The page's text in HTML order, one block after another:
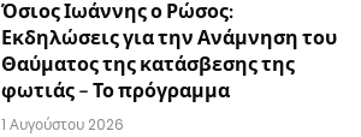
Όσιος Ιωάννης ο Ρώσος:
Εκδηλώσεις για την Ανάμνηση του
Θαύματος της κατάσβεσης της
φωτιάς – Το πρόγραμμα
1 Αυγούστου 2026